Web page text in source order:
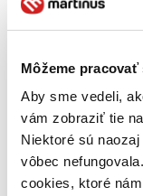
Môžeme
Aby sme vedeli,
vám zobraziť tie
Niektoré sú
vôbec
cookies, ktoré
Netopierí mužTakto sa